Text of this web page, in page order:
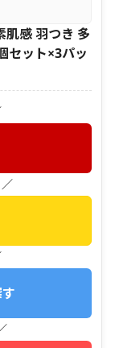
肌感 羽つき 多
セット×3パッ